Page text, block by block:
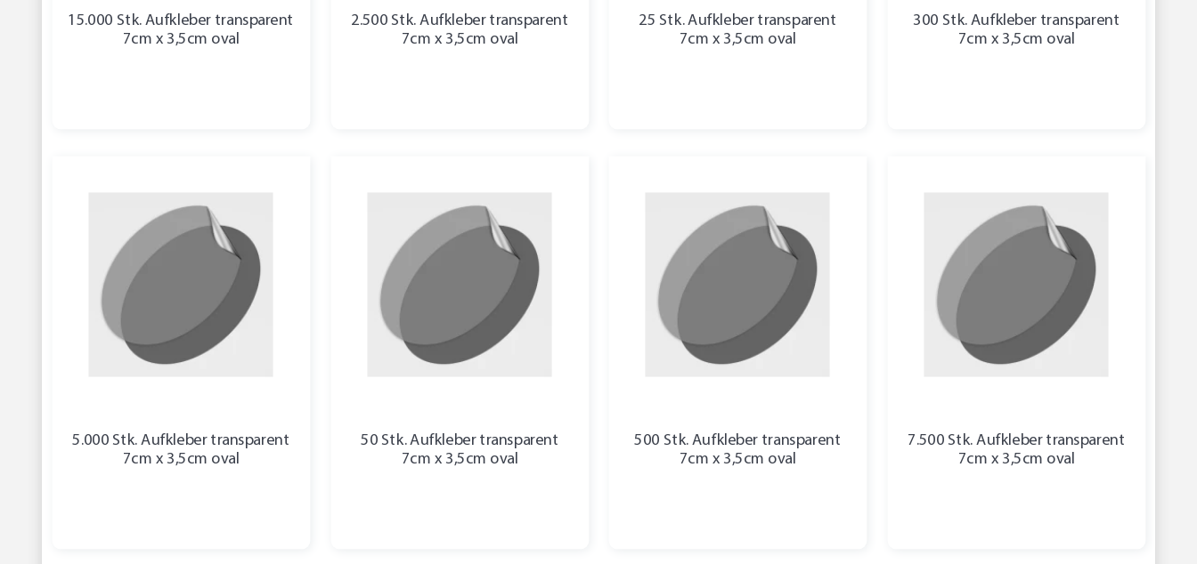
15.000 Stk. Aufkleber transparent
7cm x 3,5cm oval
2.500 Stk. Aufkleber transparent
7cm x 3,5cm oval
25 Stk. Aufkleber transparent
7cm x 3,5cm oval
300 Stk. Aufkleber transparent
7cm x 3,5cm oval
5.000 Stk. Aufkleber transparent
7cm x 3,5cm oval
50 Stk. Aufkleber transparent
7cm x 3,5cm oval
500 Stk. Aufkleber transparent
7cm x 3,5cm oval
7.500 Stk. Aufkleber transparent
7cm x 3,5cm oval